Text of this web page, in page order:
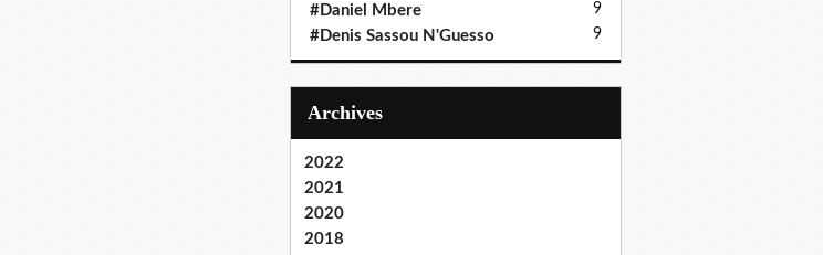
#Daniel Mbere 9
#Denis Sassou N'Guesso 9
Archives
2022
2021
2020
2018